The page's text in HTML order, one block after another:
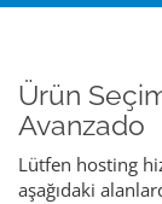
Ürün
Avanzado
Lütfen hosting
aşağıdaki